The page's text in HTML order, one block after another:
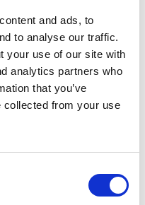
and ads, to
to analyse our traffic.
your use of our site with
analytics partners who
that you’ve
collected from your use
dessutom få se
känns verkligen som
hör hemma på
vidare till
berätta mer om hur
Stora Hotellet som